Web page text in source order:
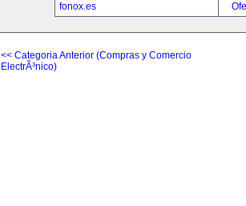
fonox.es
<< Categoria Anterior (Compras y Comercio
ElectrÃ³nico)